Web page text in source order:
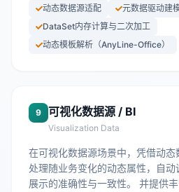
动态数据源适配‌
元数据驱动建
DataSet内存计算与二次加工
动态模板解析（AnyLine-Office）
9 可视化数据源 / BI
Visualization Data
在可视化数据源场景中，凭借动
处理随业务变化的动态属性，自
展示的准确性与一致性。 并提供